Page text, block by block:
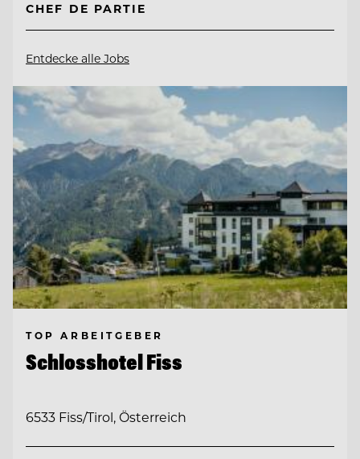
CHEF DE PARTIE
Entdecke alle Jobs
TOP ARBEITGEBER
Schlosshotel Fiss
6533 Fiss/Tirol, Österreich